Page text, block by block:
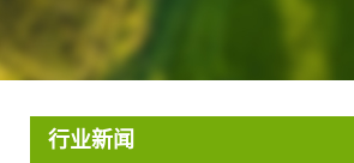
行业新闻